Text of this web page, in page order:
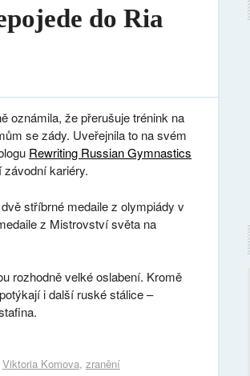
do Ria
oznámila, že přerušuje trénink na
se zády. Uveřejnila to na svém
Rewriting Russian Gymnastics
kariéry.
stříbrné medaile z olympiády v
z Mistrovství světa na
rozhodně velké oslabení. Kromě
i další ruské stálice –
Viktoria Komova, zranění